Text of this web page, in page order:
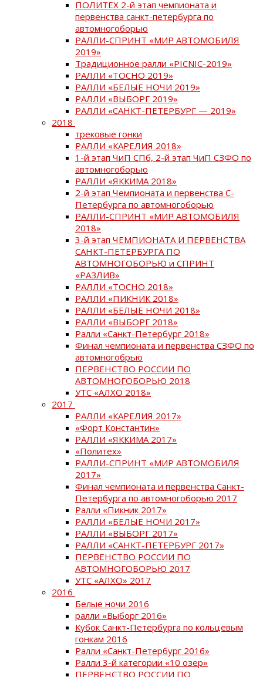
ПОЛИТЕХ 2-й этап чемпионата и
первенства санкт-петербурга по
автомногоборью
РАЛЛИ-СПРИНТ «МИР АВТОМОБИЛЯ
2019»
Традиционное ралли «PICNIC-2019»
РАЛЛИ «ТОСНО 2019»
РАЛЛИ «БЕЛЫЕ НОЧИ 2019»
РАЛЛИ «ВЫБОРГ 2019»
РАЛЛИ «САНКТ-ПЕТЕРБУРГ — 2019»
2018
трековые гонки
РАЛЛИ «КАРЕЛИЯ 2018»
1-й этап ЧиП СПб, 2-й этап ЧиП СЗФО по
автомногоборью
РАЛЛИ «ЯККИМА 2018»
2-й этап Чемпионата и первенства С-
Петербурга по автомногоборью
РАЛЛИ-СПРИНТ «МИР АВТОМОБИЛЯ
2018»
3-й этап ЧЕМПИОНАТА И ПЕРВЕНСТВА
САНКТ-ПЕТЕРБУРГА ПО
АВТОМНОГОБОРЬЮ и СПРИНТ
«РАЗЛИВ»
РАЛЛИ «ТОСНО 2018»
РАЛЛИ «ПИКНИК 2018»
РАЛЛИ «БЕЛЫЕ НОЧИ 2018»
РАЛЛИ «ВЫБОРГ 2018»
Ралли «Санкт-Петербург 2018»
Финал чемпионата и первенства СЗФО по
автомногобрью
ПЕРВЕНСТВО РОССИИ ПО
АВТОМНОГОБОРЬЮ 2018
УТС «АЛХО 2018»
2017
РАЛЛИ «КАРЕЛИЯ 2017»
«Форт Константин»
РАЛЛИ «ЯККИМА 2017»
«Политех»
РАЛЛИ-СПРИНТ «МИР АВТОМОБИЛЯ
2017»
Финал чемпионата и первенства Санкт-
Петербурга по автомногоборью 2017
Ралли «Пикник 2017»
РАЛЛИ «БЕЛЫЕ НОЧИ 2017»
РАЛЛИ «ВЫБОРГ 2017»
РАЛЛИ «САНКТ-ПЕТЕРБУРГ 2017»
ПЕРВЕНСТВО РОССИИ ПО
АВТОМНОГОБОРЬЮ 2017
УТС «АЛХО» 2017
2016
Белые ночи 2016
ралли «Выборг 2016»
Кубок Санкт-Петербурга по кольцевым
гонкам 2016
Ралли «Санкт-Петербург 2016»
Ралли 3-й категории «10 озер»
ПЕРВЕНСТВО РОССИИ ПО